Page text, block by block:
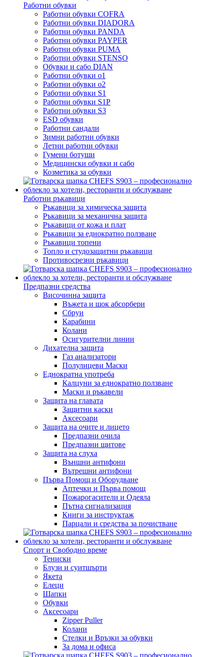
Работни обувки
Работни обувки COFRA
Работни обувки DIADORA
Работни обувки PANDA
Работни обувки PAYPER
Работни обувки PUMA
Работни обувки STENSO
Обувки и сабо DIAN
Работни обувки o1
Работни обувки o2
Работни обувки S1
Работни обувки S1P
Работни обувки S3
ESD обувки
Работни сандали
Зимни работни обувки
Летни работни обувки
Гумени ботуши
Медицински обувки и сабо
Козметика за обувки
Работни ръкавици
Ръкавици за химическа защита
Ръкавици за механична защита
Ръкавици от кожа и плат
Ръкавици за еднократно ползване
Ръкавици топени
Топло и студозащитни ръкавици
Противосрезни ръкавици
Предпазни средства
Височинна защита
Въжета и шок абсорбери
Сбруи
Карабини
Колани
Осигурителни линии
Дихателна защита
Газ анализатори
Полулицеви Маски
Еднократна употреба
Калцуни за еднократно ползване
Маски и ръкавели
Защита на главата
Защитни каски
Аксесоари
Защита на очите и лицето
Предпазни очила
Предпазни щитове
Защита на слуха
Външни антифони
Вътрешни антифони
Първа Помощ и Оборудване
Аптечки и Първа помощ
Пожарогасители и Одеяла
Пътна сигнализация
Книги за инструктаж
Парцали и средства за почистване
Спорт и Свободно време
Тениски
Блузи и суитшърти
Якета
Елеци
Шапки
Обувки
Аксесоари
Zipper Puller
Колани
Стелки и Връзки за обувки
За дома и офиса